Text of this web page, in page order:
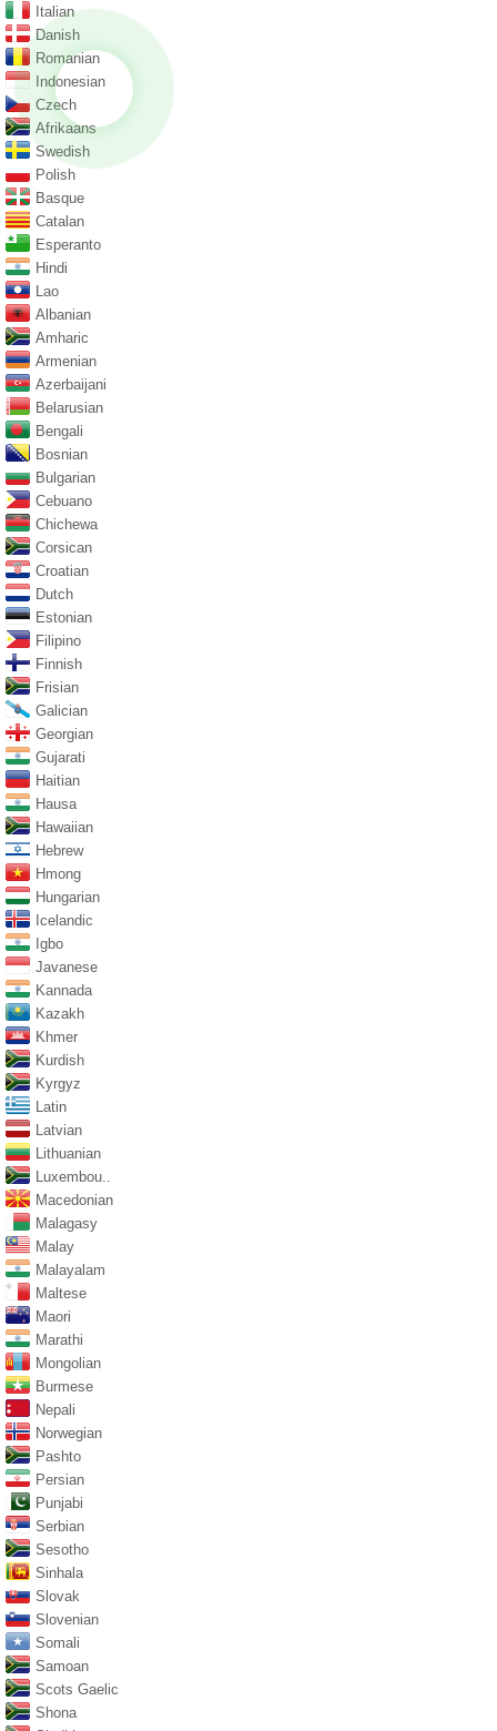
Italian
Danish
Romanian
Indonesian
Czech
Afrikaans
Swedish
Polish
Basque
Catalan
Esperanto
Hindi
Lao
Albanian
Amharic
Armenian
Azerbaijani
Belarusian
Bengali
Bosnian
Bulgarian
Cebuano
Chichewa
Corsican
Croatian
Dutch
Estonian
Filipino
Finnish
Frisian
Galician
Georgian
Gujarati
Haitian
Hausa
Hawaiian
Hebrew
Hmong
Hungarian
Icelandic
Igbo
Javanese
Kannada
Kazakh
Khmer
Kurdish
Kyrgyz
Latin
Latvian
Lithuanian
Luxembou..
Macedonian
Malagasy
Malay
Malayalam
Maltese
Maori
Marathi
Mongolian
Burmese
Nepali
Norwegian
Pashto
Persian
Punjabi
Serbian
Sesotho
Sinhala
Slovak
Slovenian
Somali
Samoan
Scots Gaelic
Shona